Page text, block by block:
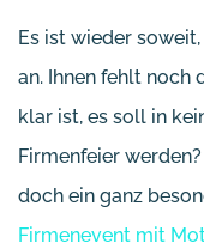
Es ist wieder
an. Ihnen fehlt noch
klar ist, es soll in
Firmenfeier
doch ein ganz
Firmenevent mit